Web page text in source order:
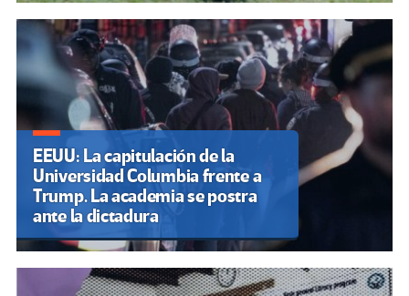
EEUU: La capitulación de la
Universidad Columbia frente a
Trump. La academia se postra
ante la dictadura